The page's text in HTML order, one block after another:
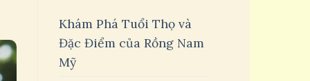
Khám Phá Tuổi Thọ và
Đặc Điểm của Rồng Nam
Mỹ